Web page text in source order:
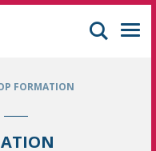
continue à Mulhouse
FORMATION